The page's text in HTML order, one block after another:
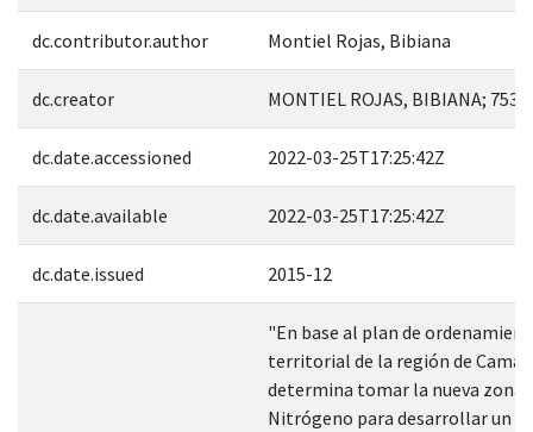
dc.contributor.author Montiel Rojas, Bibiana
dc.creator MONTIEL ROJAS, BIBIANA;
dc.date.accessioned 2022-03-25T17:25:42Z
dc.date.available 2022-03-25T17:25:42Z
dc.date.issued 2015-12
"En base al plan de
territorial de la región de
determina tomar la nueva zona
Nitrógeno para desarrollar un